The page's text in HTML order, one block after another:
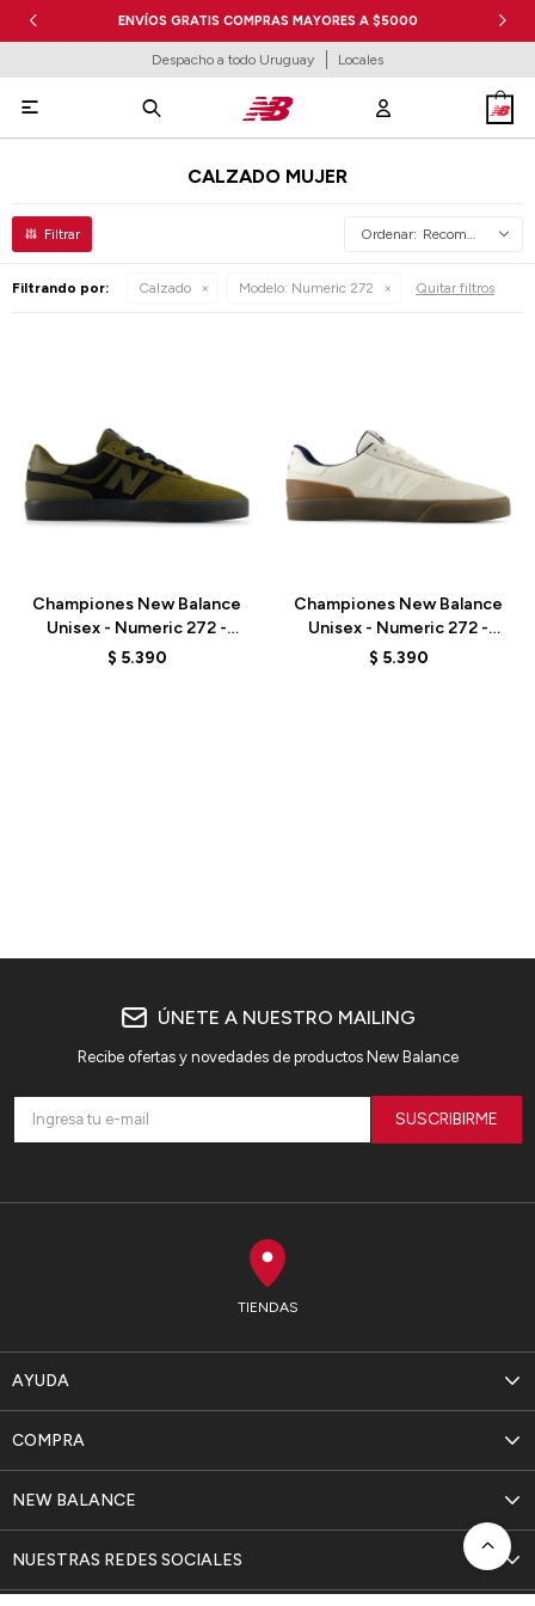
ENVÍOS GRATIS COMPRAS MAYORES A $5000
Despacho a todo Uruguay Locales

CALZADO MUJER
Recomendados
Filtrando por: Calzado Modelo: Numeric 272 Quitar filtros
Championes New Balance
Unisex - Numeric 272 -
UN272BTT - OLIVE/BLACK
$ 5.390
Championes New Balance
Unisex - Numeric 272 -
UN272WDG - BEIGE
$ 5.390
TIENDAS
AYUDA
NEW BALANCE
COMPRA
NUESTRAS REDES SOCIALES
ÚNETE A NUESTRO MAILING
Recibe ofertas y novedades de productos New Balance
SUSCRIBIRME